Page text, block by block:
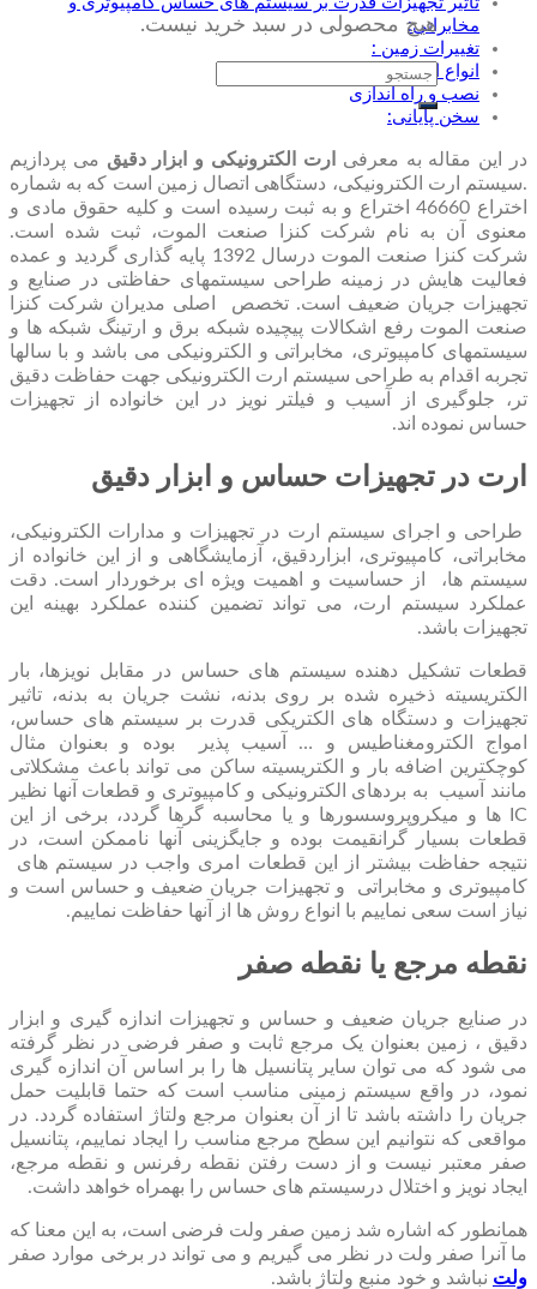
هیچ محصولی در سبد خرید نیست.
جستجو
برای:
مخابراتی:
تغییرات زمین :
انواع ارت الکترونیکی
نصب و راه اندازی
سخن پایانی:
در این مقاله به معرفی ارت الکترونیکی و ابزار دقیق می پردازیم
.سیستم ارت الکترونیکی، دستگاهی اتصال زمین است که به شماره
اختراع 46660 اختراع و به ثبت رسیده است و کلیه حقوق مادی و
معنوی آن به نام شرکت کنزا صنعت الموت، ثبت شده است.
شرکت کنزا صنعت الموت درسال 1392 پایه گذاری گردید و عمده
فعالیت هایش در زمینه طراحی سیستمهای حفاظتی در صنایع و
تجهیزات جریان ضعیف است. تخصص اصلی مدیران شرکت کنزا
صنعت الموت رفع اشکالات پیچیده شبکه برق و ارتینگ شبکه ها و
سیستمهای کامپیوتری، مخابراتی و الکترونیکی می باشد و با سالها
تجربه اقدام به طراحی سیستم ارت الکترونیکی جهت حفاظت دقیق
تر، جلوگیری از آسیب و فیلتر نویز در این خانواده از تجهیزات
حساس نموده اند.
ارت در تجهیزات حساس و ابزار دقیق
طراحی و اجرای سیستم ارت در تجهیزات و مدارات الکترونیکی،
مخابراتی، کامپیوتری، ابزاردقیق، آزمایشگاهی و از این خانواده از
سیستم ها، از حساسیت و اهمیت ویژه ای برخوردار است. دقت
عملکرد سیستم ارت، می تواند تضمین کننده عملکرد بهینه این
تجهیزات باشد.
قطعات تشکیل دهنده سیستم ‏های حساس در مقابل نویزها، بار
الکتریسیته ذخیره شده بر روی بدنه، نشت جریان به بدنه، تاثیر
تجهیزات و دستگاه های الکتریکی قدرت بر سیستم ‏های حساس،
امواج الکترومغناطیس و … آسیب پذیر بوده و بعنوان مثال
کوچکترین اضافه بار و الکتریسیته ساکن می ‏تواند باعث مشکلاتی
مانند آسیب به بردهای الکترونیکی و کامپیوتری و قطعات آنها نظیر
IC ها و میکروپروسسورها و یا محاسبه گرها گردد، برخی از این
قطعات بسیار گرانقیمت بوده و جایگزینی آنها ناممکن است، در
نتیجه حفاظت بیشتر از این قطعات امری واجب در سیستم های
کامپیوتری و مخابراتی و تجهیزات جریان ضعیف و حساس است و
نیاز است سعی نماییم با انواع روش ها از آنها حفاظت نماییم.
نقطه مرجع یا نقطه صفر
در صنایع جریان ضعیف و حساس و تجهیزات اندازه ‏گیری و ابزار
دقیق ، زمین بعنوان یک مرجع ثابت و صفر فرضی در نظر گرفته
می ‏شود که می توان سایر پتانسیل ‏ها را بر اساس آن اندازه ‏گیری
نمود، در واقع سیستم زمینی مناسب است که حتما قابلیت حمل
جریان را داشته باشد تا از آن بعنوان مرجع ولتاژ استفاده گردد. در
مواقعی که نتوانیم این سطح مرجع مناسب را ایجاد نماییم، پتانسیل
صفر معتبر نیست و از دست رفتن نقطه رفرنس و نقطه مرجع،
ایجاد نویز و اختلال درسیستم‏ های حساس را بهمراه خواهد داشت.
همانطور که اشاره شد زمین صفر ولت فرضی است، به این معنا که
ما آنرا صفر ولت در نظر می گیریم و می تواند در برخی موارد صفر
ولت نباشد و خود منبع ولتاژ باشد.